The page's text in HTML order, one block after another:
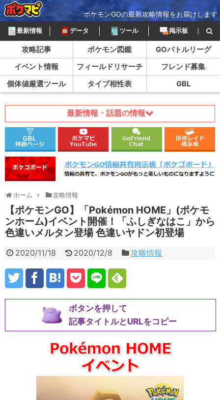
ポケモンGOの最新攻略情報をお届けします
最新情報 データ ツール 掲示板
攻略記事 ポケモン図鑑
GOバトルリーグ
イベント情報
フィールドリサーチ
フレンド募集
個体値厳選ツール
タイプ相性表 GBL
最新情報・話題の情報
ホーム 攻略情報
【ポケモンGO】「Pokémon HOME」(ポケモ
ンホーム)イベント開催！「ふしぎなはこ」から
色違いメルタン登場 色違いヤドン初登場
2020/11/18 2020/12/8 攻略情報
ボタンを押して
記事タイトルとURLをコピー